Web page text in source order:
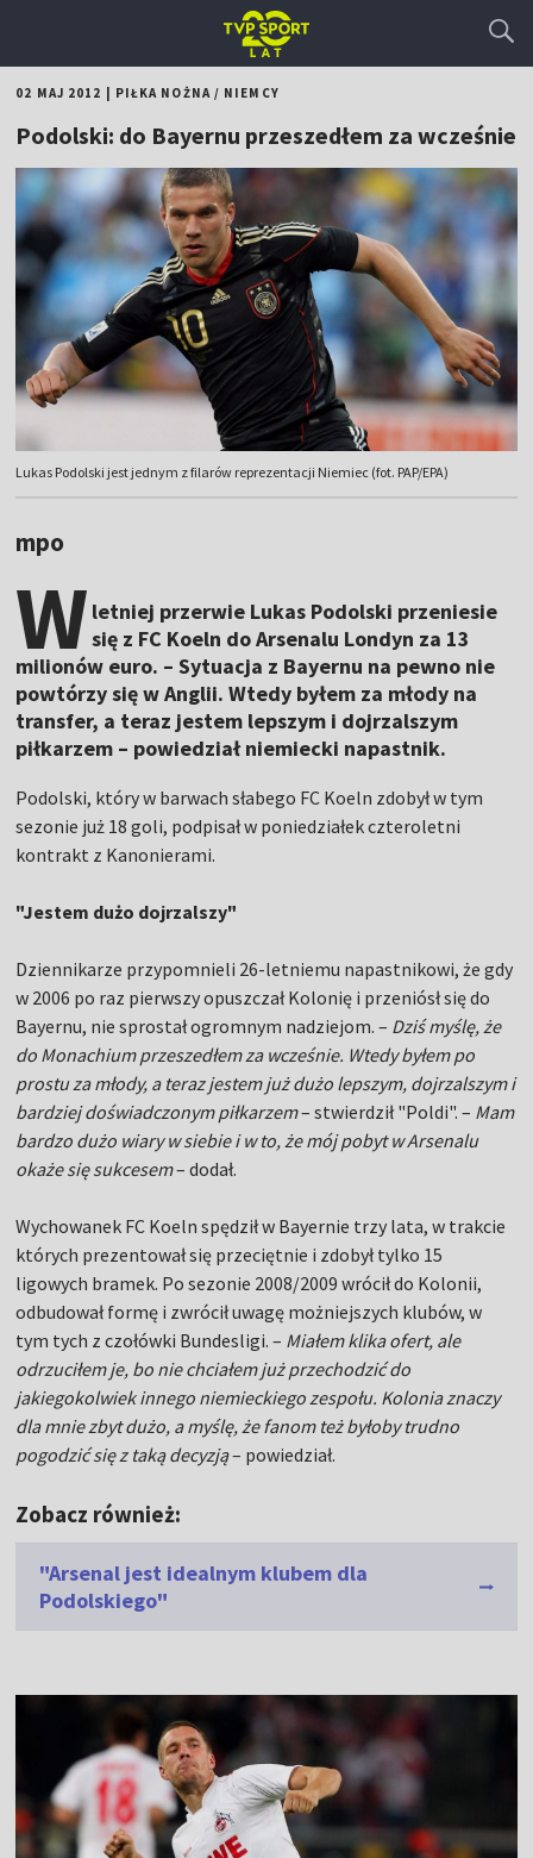
02 MAJ 2012 PIŁKA NOŻNA/ NIEMCY
Podolski: do Bayernu przeszedłem za wcześnie
Lukas Podolski jest jednym z filarów reprezentacji Niemiec (fot. PAP/EPA)
mpo
W letniej przerwie Lukas Podolski przeniesie
się z FC Koeln do Arsenalu Londyn za 13
milionów euro. – Sytuacja z Bayernu na pewno nie
powtórzy się w Anglii. Wtedy byłem za młody na
transfer, a teraz jestem lepszym i dojrzalszym
piłkarzem – powiedział niemiecki napastnik.
Podolski, który w barwach słabego FC Koeln zdobył w tym
sezonie już 18 goli, podpisał w poniedziałek czteroletni
kontrakt z Kanonierami.
"Jestem dużo dojrzalszy"
Dziennikarze przypomnieli 26-letniemu napastnikowi, że gdy
w 2006 po raz pierwszy opuszczał Kolonię i przeniósł się do
Bayernu, nie sprostał ogromnym nadziejom. – Dziś myślę, że
do Monachium przeszedłem za wcześnie. Wtedy byłem po
prostu za młody, a teraz jestem już dużo lepszym, dojrzalszym i
bardziej doświadczonym piłkarzem– stwierdził "Poldi". – Mam
bardzo dużo wiary w siebie i w to, że mój pobyt w Arsenalu
okaże się sukcesem– dodał.
Wychowanek FC Koeln spędził w Bayernie trzy lata, w trakcie
których prezentował się przeciętnie i zdobył tylko 15
ligowych bramek. Po sezonie 2008/2009 wrócił do Kolonii,
odbudował formę i zwrócił uwagę możniejszych klubów, w
tym tych z czołówki Bundesligi. – Miałem klika ofert, ale
odrzuciłem je, bo nie chciałem już przechodzić do
jakiegokolwiek innego niemieckiego zespołu. Kolonia znaczy
dla mnie zbyt dużo, a myślę, że fanom też byłoby trudno
pogodzić się z taką decyzją– powiedział.
Zobacz również:
"Arsenal jest idealnym klubem dla
Podolskiego"